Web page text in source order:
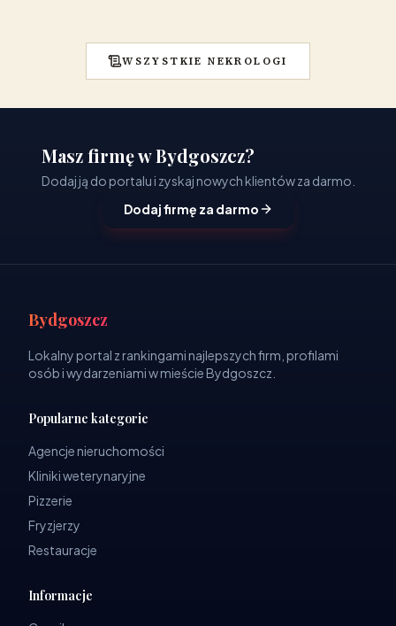
WSZYSTKIE NEKROLOGI
Masz firmę w Bydgoszcz?
Dodaj ją do portalu i zyskaj nowych klientów za darmo.
Dodaj firmę za darmo
Bydgoszcz
Lokalny portal z rankingami najlepszych firm, profilami
osób i wydarzeniami w mieście Bydgoszcz.
Popularne kategorie
Agencje nieruchomości
Kliniki weterynaryjne
Pizzerie
Fryzjerzy
Restauracje
Informacje